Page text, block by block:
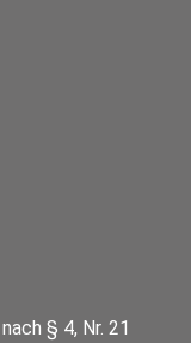
§ 4, Nr. 21